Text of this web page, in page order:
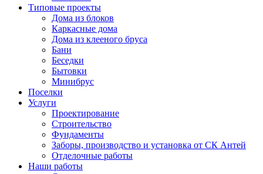
Типовые проекты
Дома из блоков
Каркасные дома
Дома из клееного бруса
Бани
Беседки
Бытовки
Минибрус
Поселки
Услуги
Проектирование
Строительство
Фундаменты
Заборы, производство и установка от СК Антей
Отделочные работы
Наши работы